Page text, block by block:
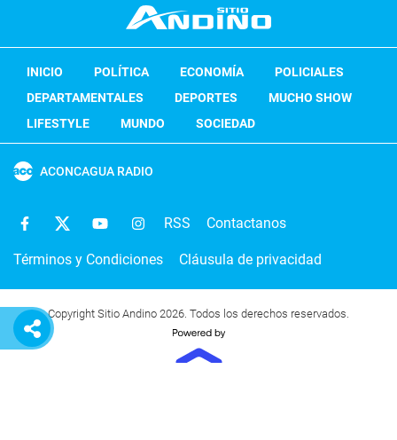
INICIO POLÍTICA ECONOMÍA
POLICIALES
DEPARTAMENTALES
DEPORTES
MUCHO SHOW
LIFESTYLE
MUNDO SOCIEDAD
ACONCAGUA RADIO
RSS Contactanos
Términos y Condiciones Cláusula de privacidad
Copyright Sitio Andino 2026. Todos los derechos reservados.